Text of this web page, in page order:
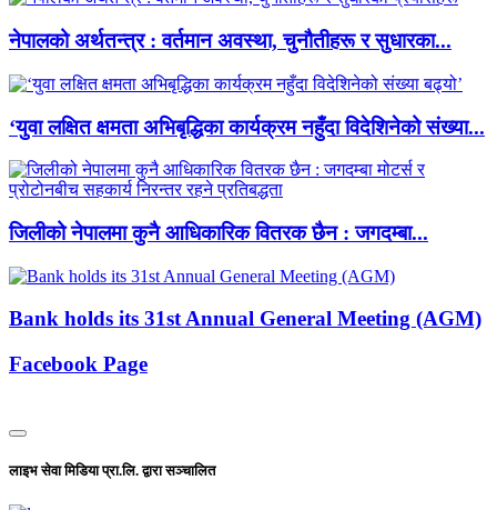
नेपालको अर्थतन्त्र : वर्तमान अवस्था, चुनौतीहरू र सुधारका...
‘युवा लक्षित क्षमता अभिबृद्धिका कार्यक्रम नहुँदा विदेशिनेको संख्या...
जिलीको नेपालमा कुनै आधिकारिक वितरक छैन : जगदम्बा...
Bank holds its 31st Annual General Meeting (AGM)
Facebook Page
लाइभ सेवा मिडिया प्रा.लि. द्वारा सञ्चालित